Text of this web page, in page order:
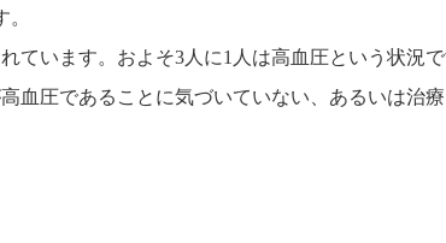
ています。およそ3人に1人は高血圧という状況で
血圧であることに気づいていない、あるいは治